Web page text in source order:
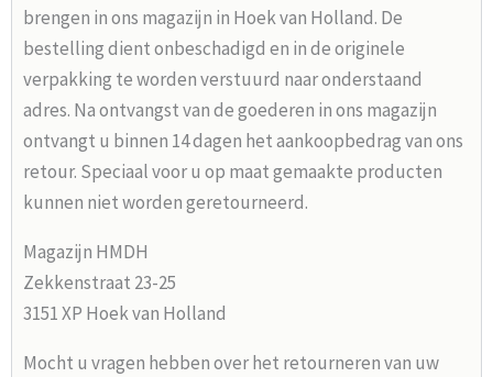
brengen in ons magazijn in Hoek van Holland. De
bestelling dient onbeschadigd en in de originele
verpakking te worden verstuurd naar onderstaand
adres. Na ontvangst van de goederen in ons magazijn
ontvangt u binnen 14 dagen het aankoopbedrag van ons
retour. Speciaal voor u op maat gemaakte producten
kunnen niet worden geretourneerd.
Magazijn HMDH
Zekkenstraat 23-25
3151 XP Hoek van Holland
Mocht u vragen hebben over het retourneren van uw